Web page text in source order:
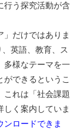
行う探究活動が含
」だけではありま
英語、教育、ス
多様なテーマを一
できるというこ
これは「社会課題
しく案内していま
ンロードできま